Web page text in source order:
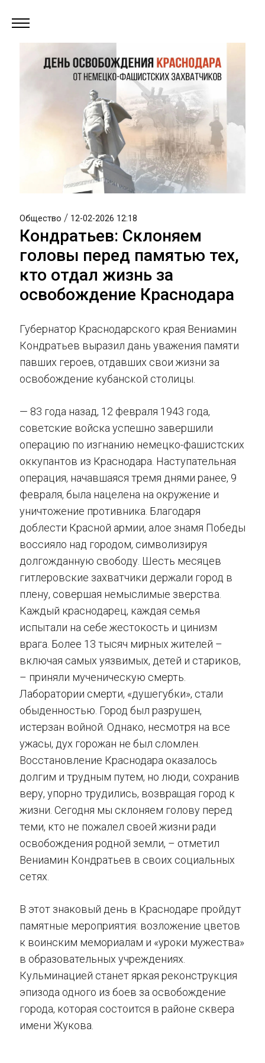
Общество / 12-02-2026 12:18
Кондратьев: Склоняем
головы перед памятью тех,
кто отдал жизнь за
освобождение Краснодара
Губернатор Краснодарского края Вениамин
Кондратьев выразил дань уважения памяти
павших героев, отдавших свои жизни за
освобождение кубанской столицы.
— 83 года назад, 12 февраля 1943 года,
советские войска успешно завершили
операцию по изгнанию немецко-фашистских
оккупантов из Краснодара. Наступательная
операция, начавшаяся тремя днями ранее, 9
февраля, была нацелена на окружение и
уничтожение противника. Благодаря
доблести Красной армии, алое знамя Победы
воссияло над городом, символизируя
долгожданную свободу. Шесть месяцев
гитлеровские захватчики держали город в
плену, совершая немыслимые зверства.
Каждый краснодарец, каждая семья
испытали на себе жестокость и цинизм
врага. Более 13 тысяч мирных жителей –
включая самых уязвимых, детей и стариков,
– приняли мученическую смерть.
Лаборатории смерти, «душегубки», стали
обыденностью. Город был разрушен,
истерзан войной. Однако, несмотря на все
ужасы, дух горожан не был сломлен.
Восстановление Краснодара оказалось
долгим и трудным путем, но люди, сохранив
веру, упорно трудились, возвращая город к
жизни. Сегодня мы склоняем голову перед
теми, кто не пожалел своей жизни ради
освобождения родной земли, – отметил
Вениамин Кондратьев в своих социальных
сетях.
В этот знаковый день в Краснодаре пройдут
памятные мероприятия: возложение цветов
к воинским мемориалам и «уроки мужества»
в образовательных учреждениях.
Кульминацией станет яркая реконструкция
эпизода одного из боев за освобождение
города, которая состоится в районе сквера
имени Жукова.